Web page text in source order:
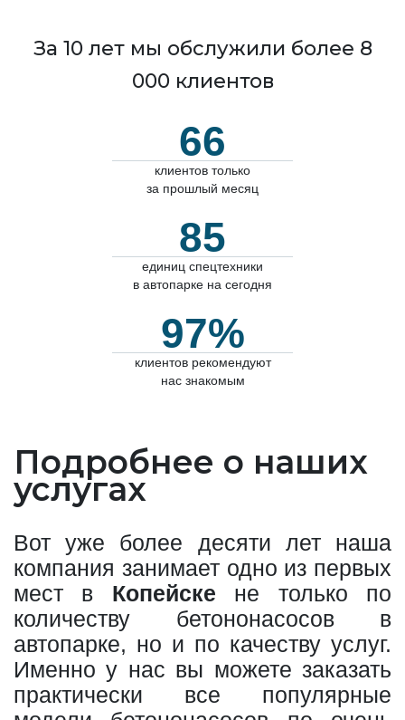
За 10 лет мы обслужили более 8
000 клиентов
66
клиентов только
за прошлый месяц
85
единиц спецтехники
в автопарке на сегодня
97%
клиентов рекомендуют
нас знакомым
Подробнее о наших
услугах
Вот уже более десяти лет наша
компания занимает одно из первых
мест в Копейске не только по
количеству бетононасосов в
автопарке, но и по качеству услуг.
Именно у нас вы можете заказать
практически все популярные